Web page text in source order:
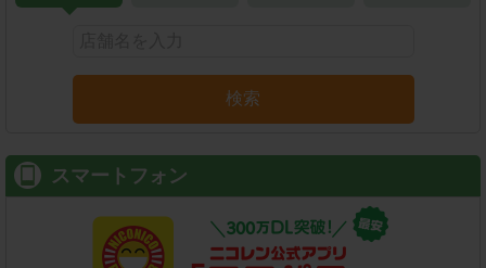
検索
スマートフォン